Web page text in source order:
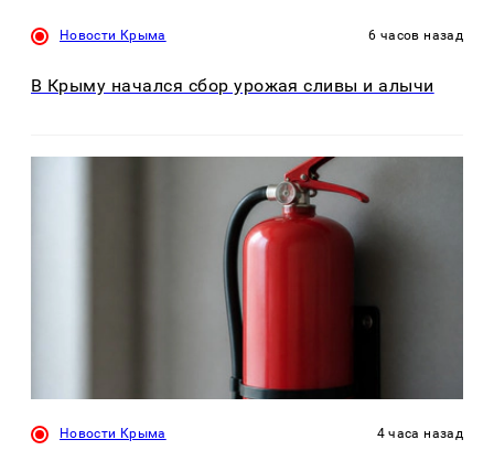
Новости Крыма 6 часов назад
В Крыму начался сбор урожая сливы и алычи
Новости Крыма 4 часа назад